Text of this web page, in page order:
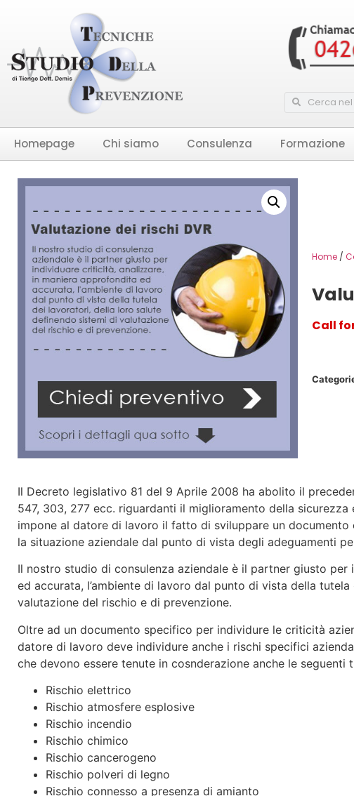
Homepage Chi siamo Consulenza Formazione
Home/
Call
Il Decreto legislativo 81 del 9 Aprile 2008 ha abolito il
547, 303, 277 ecc. riguardanti il miglioramento della
impone al datore di lavoro il fatto di sviluppare un
la situazione aziendale dal punto di vista degli adeguamenti
Il nostro studio di consulenza aziendale è il partner giusto
ed accurata, l’ambiente di lavoro dal punto di vista della
valutazione del rischio e di prevenzione.
Oltre ad un documento specifico per individure le criticità
datore di lavoro deve individure anche i rischi specifici
che devono essere tenute in cosnderazione anche le seguenti
Rischio elettrico
Rischio atmosfere esplosive
Rischio incendio
Rischio chimico
Rischio cancerogeno
Rischio polveri di legno
Rischio connesso a presenza di amianto